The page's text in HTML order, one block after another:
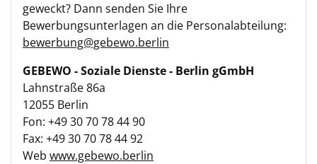
geweckt? Dann senden Sie Ihre
Bewerbungsunterlagen an die Personalabteilung:
bewerbung@gebewo.berlin
GEBEWO - Soziale Dienste - Berlin gGmbH
Lahnstraße 86a
12055 Berlin
Fon: +49 30 70 78 44 90
Fax: +49 30 70 78 44 92
Web www.gebewo.berlin